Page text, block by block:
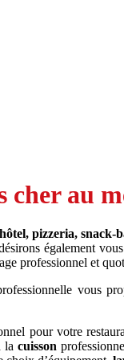
cher au
pizzeria, snack-
également
professionnel et
vous
pour votre
la cuisson